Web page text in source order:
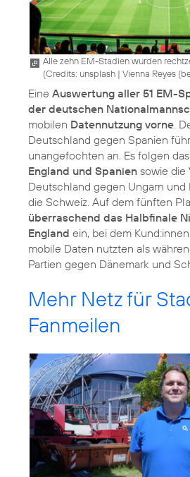
Alle zehn EM-Stadien wurden
(Credits: unsplash | Vienna Reyes
Eine Auswertung aller 51 EM-
der deutschen
mobilen Datennutzung vorne.
Deutschland gegen Spanien
unangefochten an. Es folgen das
England und Spanien sowie die
Deutschland gegen Ungarn
die Schweiz. Auf dem fünften
überraschend das Halbfinale
England ein, bei dem
mobile Daten nutzten als
Partien gegen Dänemark und
Mehr Netz für
Fanmeilen